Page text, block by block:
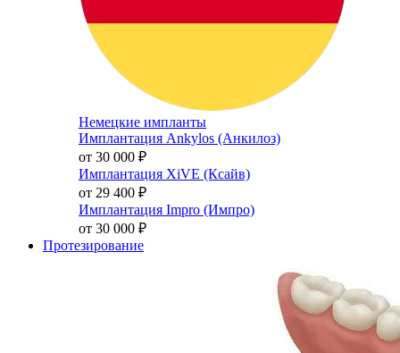
Немецкие импланты
Имплантация Ankylos (Анкилоз)
от 30 000 ₽
Имплантация XiVE (Ксайв)
от 29 400 ₽
Имплантация Impro (Импро)
от 30 000 ₽
Протезирование